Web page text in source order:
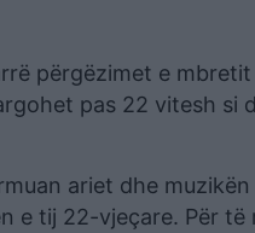
përgëzimet e
pas 22 vitesh si
ariet dhe
e tij 22-vjeçare. Për